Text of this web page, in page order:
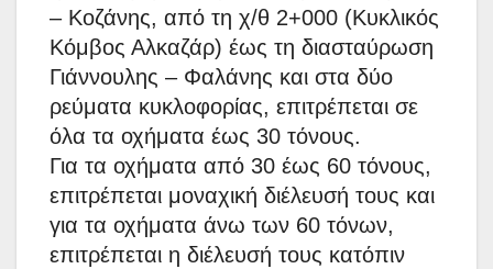
– Κοζάνης, από τη χ/θ 2+000 (Κυκλικός
Κόμβος Αλκαζάρ) έως τη διασταύρωση
Γιάννουλης – Φαλάνης και στα δύο
ρεύματα κυκλοφορίας, επιτρέπεται σε
όλα τα οχήματα έως 30 τόνους.
Για τα οχήματα από 30 έως 60 τόνους,
επιτρέπεται μοναχική διέλευσή τους και
για τα οχήματα άνω των 60 τόνων,
επιτρέπεται η διέλευσή τους κατόπιν